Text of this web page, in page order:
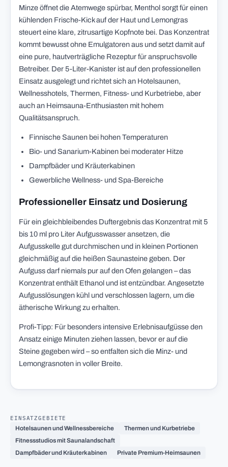
Minze öffnet die Atemwege spürbar, Menthol sorgt für einen
kühlenden Frische-Kick auf der Haut und Lemongras
steuert eine klare, zitrusartige Kopfnote bei. Das Konzentrat
kommt bewusst ohne Emulgatoren aus und setzt damit auf
eine pure, hautverträgliche Rezeptur für anspruchsvolle
Betreiber. Der 5-Liter-Kanister ist auf den professionellen
Einsatz ausgelegt und richtet sich an Hotelsaunen,
Wellnesshotels, Thermen, Fitness- und Kurbetriebe, aber
auch an Heimsauna-Enthusiasten mit hohem
Qualitätsanspruch.
Finnische Saunen bei hohen Temperaturen
Bio- und Sanarium-Kabinen bei moderater Hitze
Dampfbäder und Kräuterkabinen
Gewerbliche Wellness- und Spa-Bereiche
Professioneller Einsatz und Dosierung
Für ein gleichbleibendes Duftergebnis das Konzentrat mit 5
bis 10 ml pro Liter Aufgusswasser ansetzen, die
Aufgusskelle gut durchmischen und in kleinen Portionen
gleichmäßig auf die heißen Saunasteine geben. Der
Aufguss darf niemals pur auf den Ofen gelangen – das
Konzentrat enthält Ethanol und ist entzündbar. Angesetzte
Aufgusslösungen kühl und verschlossen lagern, um die
ätherische Wirkung zu erhalten.
Profi-Tipp: Für besonders intensive Erlebnisaufgüsse den
Ansatz einige Minuten ziehen lassen, bevor er auf die
Steine gegeben wird – so entfalten sich die Minz- und
Lemongrasnoten in voller Breite.
EINSATZGEBIETE
Hotelsaunen und Wellnessbereiche
Thermen und Kurbetriebe
Fitnessstudios mit Saunalandschaft
Dampfbäder und Kräuterkabinen
Private Premium-Heimsaunen